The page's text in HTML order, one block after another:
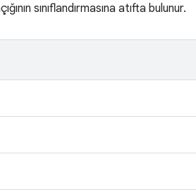
sınıflandırmasına atıfta bulunur.